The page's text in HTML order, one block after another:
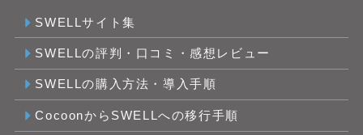
SWELLサイト集
SWELLの評判・口コミ・感想レビュー
SWELLの購入方法・導入手順
CocoonからSWELLへの移行手順